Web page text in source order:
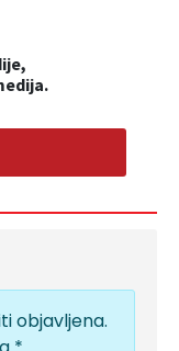
objavljena.